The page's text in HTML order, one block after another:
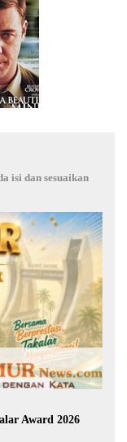
isi dan sesuaikan
Award 2026